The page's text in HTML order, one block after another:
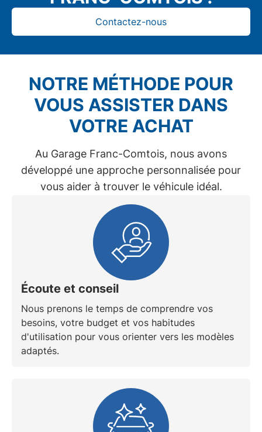
Contactez-nous
NOTRE MÉTHODE POUR
VOUS ASSISTER DANS
VOTRE ACHAT
Au Garage Franc-Comtois, nous avons
développé une approche personnalisée pour
vous aider à trouver le véhicule idéal.
Écoute et conseil
Nous prenons le temps de comprendre vos
besoins, votre budget et vos habitudes
d'utilisation pour vous orienter vers les modèles
adaptés.